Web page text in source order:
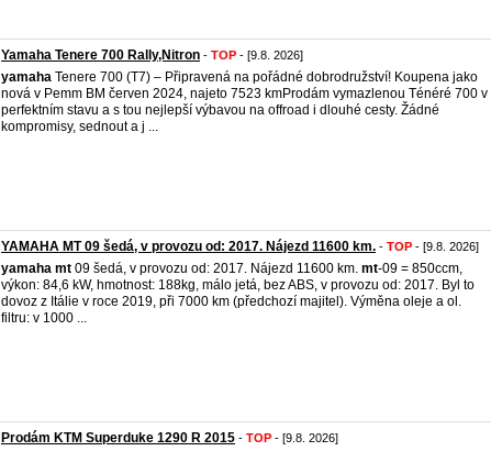
Yamaha Tenere 700 Rally,Nitron - TOP - [9.8. 2026]
yamaha Tenere 700 (T7) – Připravená na pořádné dobrodružství! Koupena jako
nová v Pemm BM červen 2024, najeto 7523 km ​Prodám vymazlenou Ténéré 700 v
perfektním stavu a s tou nejlepší výbavou na offroad i dlouhé cesty. Žádné
kompromisy, sednout a j ...
YAMAHA MT 09 šedá, v provozu od: 2017. Nájezd 11600 km. - TOP - [9.8. 2026]
yamaha mt 09 šedá, v provozu od: 2017. Nájezd 11600 km. mt-09 = 850ccm,
výkon: 84,6 kW, hmotnost: 188kg, málo jetá, bez ABS, v provozu od: 2017. Byl to
dovoz z Itálie v roce 2019, při 7000 km (předchozí majitel). Výměna oleje a ol.
filtru: v 1000 ...
Prodám KTM Superduke 1290 R 2015 - TOP - [9.8. 2026]